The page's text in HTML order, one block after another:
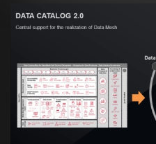
Artikel:Data
Transformation zur